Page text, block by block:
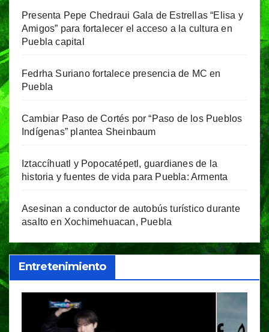
Presenta Pepe Chedraui Gala de Estrellas “Elisa y
Amigos” para fortalecer el acceso a la cultura en
Puebla capital
Fedrha Suriano fortalece presencia de MC en
Puebla
Cambiar Paso de Cortés por “Paso de los Pueblos
Indígenas” plantea Sheinbaum
Iztaccíhuatl y Popocatépetl, guardianes de la
historia y fuentes de vida para Puebla: Armenta
Asesinan a conductor de autobús turístico durante
asalto en Xochimehuacan, Puebla
Entretenimiento